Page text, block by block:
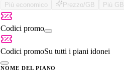
Più economico Prezzo/GB Più GB
Codici promo
Codici promoSu tutti i piani idonei
NOME DEL PIANO